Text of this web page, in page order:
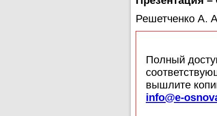
Решетченко А.
Полный
вышлите
info@e-